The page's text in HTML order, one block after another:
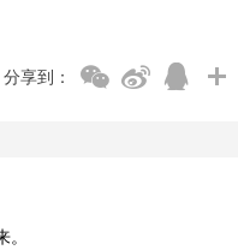
分享到：